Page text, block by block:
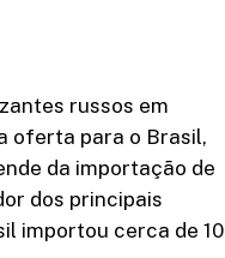
russos em
oferta para o Brasil,
da importação de
dos principais
importou cerca de 10